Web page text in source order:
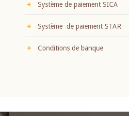
Système de paiement SICA
Système de paiement STAR
Conditions de banque